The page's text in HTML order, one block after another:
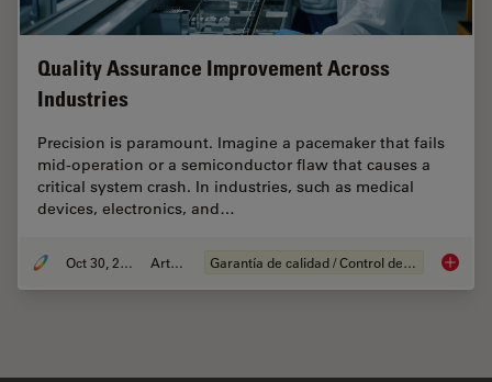
Quality Assurance Improvement Across
Industries
Precision is paramount. Imagine a pacemaker that fails
mid-operation or a semiconductor flaw that causes a
critical system crash. In industries, such as medical
devices, electronics, and…
Oct 30, 2025 Article Garantía de calidad / Control de calidad Quality